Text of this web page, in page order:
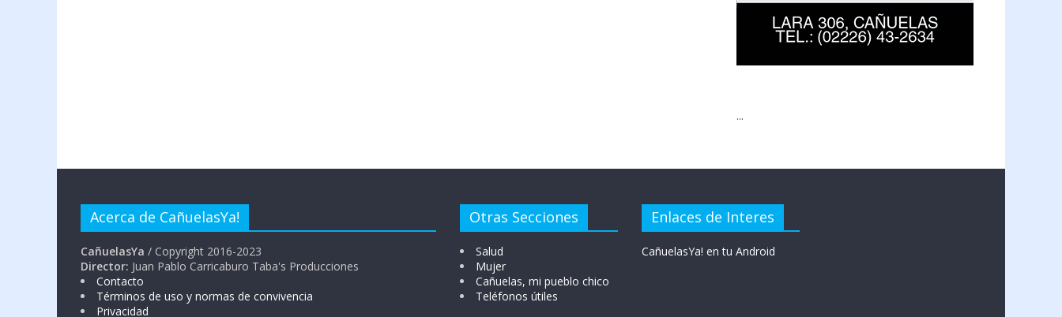
...
Acerca de CañuelasYa!
CañuelasYa / Copyright 2016-2023
Director: Juan Pablo Carricaburo Taba's Producciones
Contacto
Términos de uso y normas de convivencia
Privacidad
Otras Secciones
Salud
Mujer
Cañuelas, mi pueblo chico
Teléfonos útiles
Enlaces de Interes
CañuelasYa! en tu Android